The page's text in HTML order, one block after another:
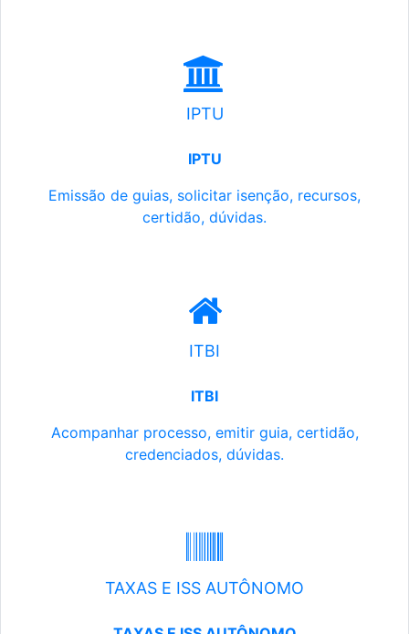
IPTU
IPTU
Emissão de guias, solicitar isenção, recursos,
certidão, dúvidas.
ITBI
ITBI
Acompanhar processo, emitir guia, certidão,
credenciados, dúvidas.
TAXAS E ISS AUTÔNOMO